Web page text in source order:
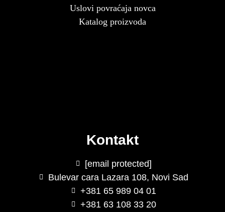
Kontakt
[email protected]
Bulevar cara Lazara 108, Novi Sad
+381 65 989 04 01
+381 63 108 33 20
Uslovi povraćaja novca
Katalog proizvoda